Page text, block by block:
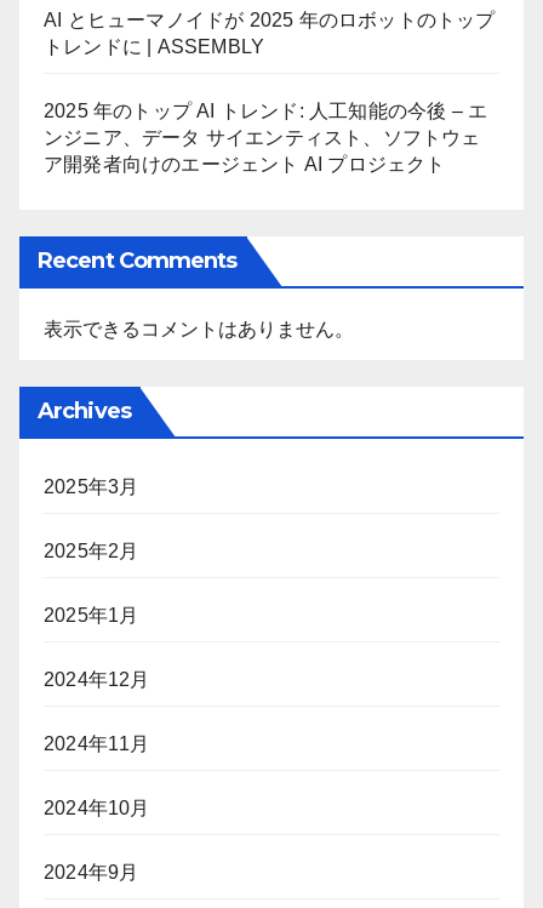
AI とヒューマノイドが 2025 年のロボットのトップ
トレンドに | ASSEMBLY
2025 年のトップ AI トレンド: 人工知能の今後 – エ
ンジニア、データ サイエンティスト、ソフトウェ
ア開発者向けのエージェント AI プロジェクト
Recent Comments
表示できるコメントはありません。
Archives
2025年3月
2025年2月
2025年1月
2024年12月
2024年11月
2024年10月
2024年9月